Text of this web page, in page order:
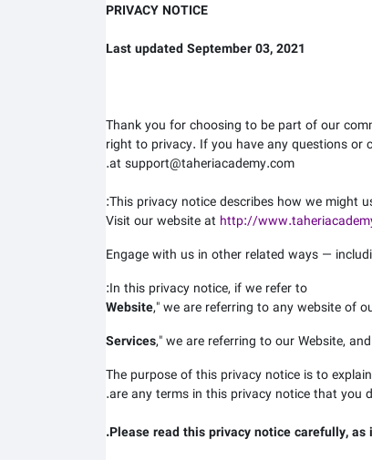
PRIVACY NOTICE
Last updated September 03, 2021
Thank you for choosing to be part of our
right to privacy. If you have any questions
at support@taheriacademy.com.
This privacy notice describes how we might
Visit our website at http://
Engage with us in other related ways ―
In this privacy notice, if we refer to:
Website," we are referring to any website of
Services," we are referring to ourWebsite,
The purpose of this privacy notice is to
are any terms in this privacy notice that you
Please read this privacy notice carefully,